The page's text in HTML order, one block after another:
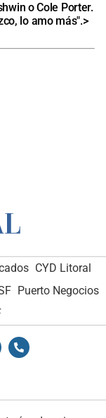
o Cole Porter.
lo amo más".>
CYD Litoral
Puerto Negocios
CYD Litoral
Puerto Negocios